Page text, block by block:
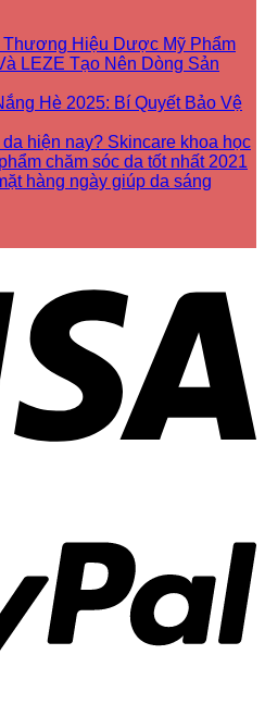
Hiệu Dược Mỹ Phẩm
LEZE Tạo Nên Dòng Sản
Hè 2025: Bí Quyết Bảo Vệ
hiện nay? Skincare khoa học
chăm sóc da tốt nhất 2021
hàng ngày giúp da sáng